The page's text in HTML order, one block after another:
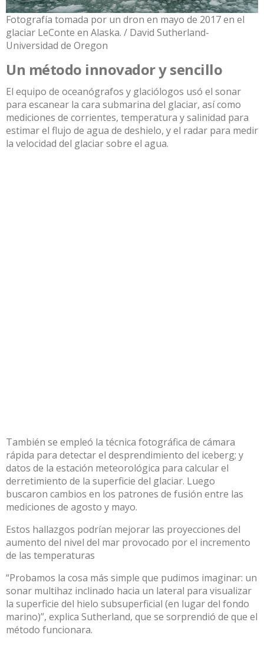
Fotografía tomada por un dron en mayo de 2017 en el
glaciar LeConte en Alaska. / David Sutherland-
Universidad de Oregon
Un método innovador y sencillo
El equipo de oceanógrafos y glaciólogos usó el sonar
para escanear la cara submarina del glaciar, así como
mediciones de corrientes, temperatura y salinidad para
estimar el flujo de agua de deshielo, y el radar para medir
la velocidad del glaciar sobre el agua.
También se empleó la técnica fotográfica de cámara
rápida para detectar el desprendimiento del iceberg; y
datos de la estación meteorológica para calcular el
derretimiento de la superficie del glaciar. Luego
buscaron cambios en los patrones de fusión entre las
mediciones de agosto y mayo.
Estos hallazgos podrían mejorar las proyecciones del
aumento del nivel del mar provocado por el incremento
de las temperaturas
“Probamos la cosa más simple que pudimos imaginar: un
sonar multihaz inclinado hacia un lateral para visualizar
la superficie del hielo subsuperficial (en lugar del fondo
marino)”, explica Sutherland, que se sorprendió de que el
método funcionara.